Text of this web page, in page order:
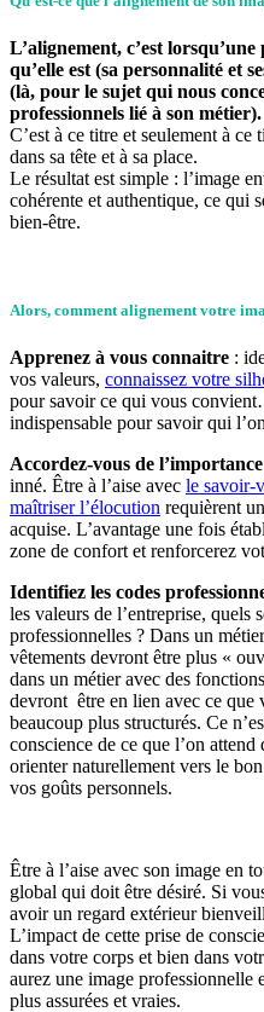
L’alignement, c’est
qu’elle est (sa personnalité et
(là, pour le sujet qui nous
professionnels lié à son métier).
C’est à ce titre et seulement à ce
dans sa tête et à sa place.
Le résultat est simple : l’image
cohérente et authentique, ce qui
bien-être.
Alors, comment alignement votre
Apprenez à vous connaitre :
vos valeurs, connaissez votre
pour savoir ce qui vous
indispensable pour savoir qui
Accordez-vous de
inné. Être à l’aise avec le savoir-
maîtriser l’élocution requièrent
acquise. L’avantage une fois
zone de confort et renforcerez
Identifiez les codes
les valeurs de l’entreprise,
professionnelles ? Dans un
vêtements devront être plus «
dans un métier avec des
devront être en lien avec ce que
beaucoup plus structurés. Ce
conscience de ce que l’on
orienter naturellement vers le
vos goûts personnels.
Être à l’aise avec son image en
global qui doit être désiré. Si
avoir un regard extérieur
L’impact de cette prise de
dans votre corps et bien dans
aurez une image professionnelle
plus assurées et vraies.